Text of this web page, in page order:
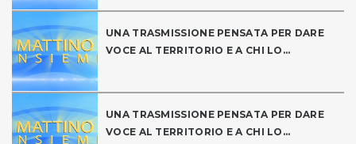
UNA TRASMISSIONE PENSATA PER DARE
VOCE AL TERRITORIO E A CHI LO...
UNA TRASMISSIONE PENSATA PER DARE
VOCE AL TERRITORIO E A CHI LO...